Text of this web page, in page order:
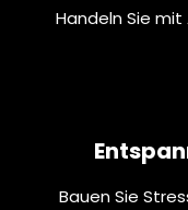
Handeln Sie mit
Bauen Sie